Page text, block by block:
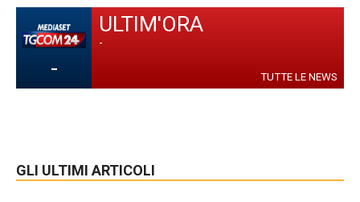
-
ULTIM'ORA
-
TUTTE LE NEWS
GLI ULTIMI ARTICOLI